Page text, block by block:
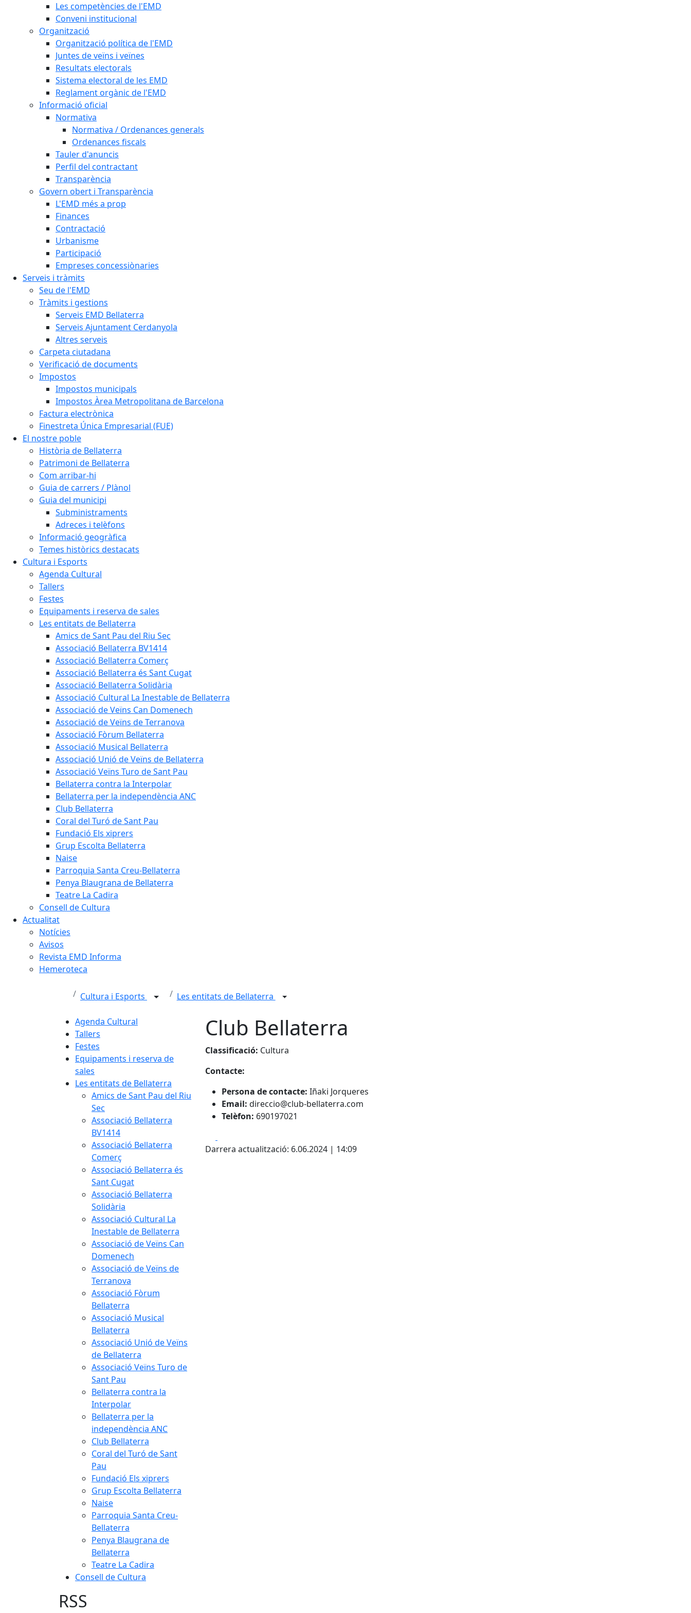
Les competències de l'EMD
Conveni institucional
Organització
Organització política de l'EMD
Juntes de veïns i veïnes
Resultats electorals
Sistema electoral de les EMD
Reglament orgànic de l'EMD
Informació oficial
Normativa
Normativa / Ordenances generals
Ordenances fiscals
Tauler d'anuncis
Perfil del contractant
Transparència
Govern obert i Transparència
L'EMD més a prop
Finances
Contractació
Urbanisme
Participació
Empreses concessiònaries
Serveis i tràmits
Seu de l'EMD
Tràmits i gestions
Serveis EMD Bellaterra
Serveis Ajuntament Cerdanyola
Altres serveis
Carpeta ciutadana
Verificació de documents
Impostos
Impostos municipals
Impostos Àrea Metropolitana de Barcelona
Factura electrònica
Finestreta Única Empresarial (FUE)
El nostre poble
Història de Bellaterra
Patrimoni de Bellaterra
Com arribar-hi
Guia de carrers / Plànol
Guia del municipi
Subministraments
Adreces i telèfons
Informació geogràfica
Temes històrics destacats
Cultura i Esports
Agenda Cultural
Tallers
Festes
Equipaments i reserva de sales
Les entitats de Bellaterra
Amics de Sant Pau del Riu Sec
Associació Bellaterra BV1414
Associació Bellaterra Comerç
Associació Bellaterra és Sant Cugat
Associació Bellaterra Solidària
Associació Cultural La Inestable de Bellaterra
Associació de Veïns Can Domenech
Associació de Veïns de Terranova
Associació Fòrum Bellaterra
Associació Musical Bellaterra
Associació Unió de Veïns de Bellaterra
Associació Veïns Turo de Sant Pau
Bellaterra contra la Interpolar
Bellaterra per la independència ANC
Club Bellaterra
Coral del Turó de Sant Pau
Fundació Els xiprers
Grup Escolta Bellaterra
Naise
Parroquia Santa Creu-Bellaterra
Penya Blaugrana de Bellaterra
Teatre La Cadira
Consell de Cultura
Actualitat
Notícies
Avisos
Revista EMD Informa
Hemeroteca
Cultura i Esports Les entitats de Bellaterra
Agenda Cultural
Tallers
Festes
Equipaments i reserva de
sales
Les entitats de Bellaterra
Amics de Sant Pau del Riu
Sec
Associació Bellaterra
BV1414
Associació Bellaterra
Comerç
Associació Bellaterra és
Sant Cugat
Associació Bellaterra
Solidària
Associació Cultural La
Inestable de Bellaterra
Associació de Veïns Can
Domenech
Associació de Veïns de
Terranova
Associació Fòrum
Bellaterra
Associació Musical
Bellaterra
Associació Unió de Veïns
de Bellaterra
Associació Veïns Turo de
Sant Pau
Bellaterra contra la
Interpolar
Bellaterra per la
independència ANC
Club Bellaterra
Coral del Turó de Sant
Pau
Fundació Els xiprers
Grup Escolta Bellaterra
Naise
Parroquia Santa Creu-
Bellaterra
Penya Blaugrana de
Bellaterra
Teatre La Cadira
Consell de Cultura
Club Bellaterra
Classificació: Cultura
Contacte:
Persona de contacte: Iñaki Jorqueres
Email: direccio@club-bellaterra.com
Telèfon: 690197021
Darrera actualització: 6.06.2024 | 14:09
RSS